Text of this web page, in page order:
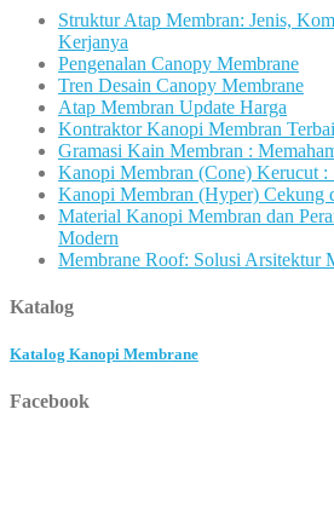
Struktur Atap Membran: Jenis,
Kerjanya
Pengenalan Canopy Membrane
Tren Desain Canopy Membrane
Atap Membran Update Harga
Kontraktor Kanopi Membran
Gramasi Kain Membran :
Kanopi Membran (Cone) Kerucut :
Kanopi Membran (Hyper) Cekung
Material Kanopi Membran dan
Modern
Membrane Roof: Solusi Arsitektur
Katalog
Katalog Kanopi Membrane
Facebook